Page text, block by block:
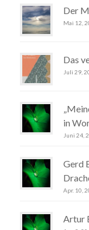
Der
Mai 12,
Das
Juli 29,
in
Juni 24,
Gerd
Apr. 10,
Artur